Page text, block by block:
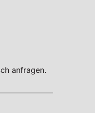
anfragen.